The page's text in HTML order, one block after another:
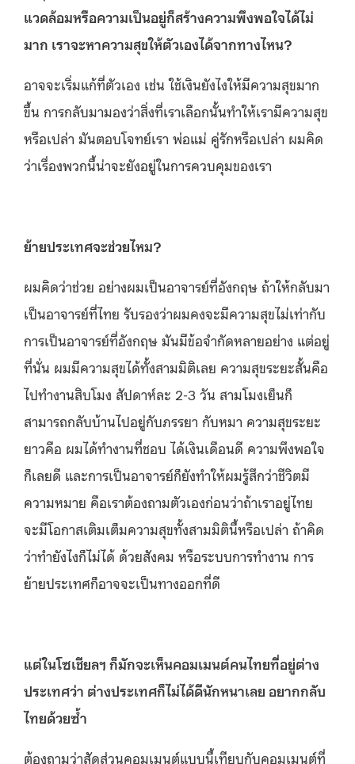
แวดล้อมหรือความเป็นอยู่ก็สร้างความพึงพอใจได้ไม่
มาก เราจะหาความสุขให้ตัวเองได้จากทางไหน?
อาจจะเริ่มแก้ที่ตัวเอง เช่น ใช้เงินยังไงให้มีความสุขมาก
ขึ้น การกลับมามองว่าสิ่งที่เราเลือกนั้นทำให้เรามีความสุข
หรือเปล่า มันตอบโจทย์เรา พ่อแม่ คู่รักหรือเปล่า ผมคิด
ว่าเรื่องพวกนี้น่าจะยังอยู่ในการควบคุมของเรา
ย้ายประเทศจะช่วยไหม?
ผมคิดว่าช่วย อย่างผมเป็นอาจารย์ที่อังกฤษ ถ้าให้กลับมา
เป็นอาจารย์ที่ไทย รับรองว่าผมคงจะมีความสุขไม่เท่ากับ
การเป็นอาจารย์ที่อังกฤษ มันมีข้อจำกัดหลายอย่าง แต่อยู่
ที่นั่น ผมมีความสุขได้ทั้งสามมิติเลย ความสุขระยะสั้นคือ
ไปทำงานสิบโมง สัปดาห์ละ 2-3 วัน สามโมงเย็นก็
สามารถกลับบ้านไปอยู่กับภรรยา กับหมา ความสุขระยะ
ยาวคือ ผมได้ทำงานที่ชอบ ได้เงินเดือนดี ความพึงพอใจ
ก็เลยดี และการเป็นอาจารย์ก็ยังทำให้ผมรู้สึกว่าชีวิตมี
ความหมาย คือเราต้องถามตัวเองก่อนว่าถ้าเราอยู่ไทย
จะมีโอกาสเติมเต็มความสุขทั้งสามมิตินี้หรือเปล่า ถ้าคิด
ว่าทำยังไงก็ไม่ได้ ด้วยสังคม หรือระบบการทำงาน การ
ย้ายประเทศก็อาจจะเป็นทางออกที่ดี
แต่ในโซเชียลฯ ก็มักจะเห็นคอมเมนต์คนไทยที่อยู่ต่าง
ประเทศว่า ต่างประเทศก็ไม่ได้ดีนักหนาเลย อยากกลับ
ไทยด้วยซ้ำ
ต้องถามว่าสัดส่วนคอมเมนต์แบบนี้เทียบกับคอมเมนต์ที่